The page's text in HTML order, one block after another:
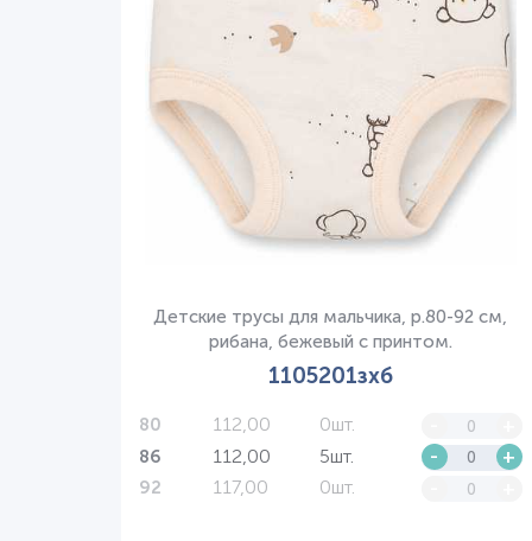
Детские трусы для мальчика, р.80-92 см,
рибана, бежевый с принтом.
1105201зхб
80 112,00 0шт.
86 112,00 5шт. - +
92 117,00 0шт.